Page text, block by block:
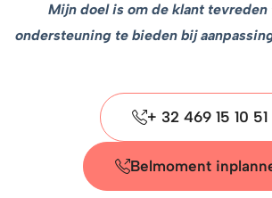
Mijn doel is om de klant tevreden
ondersteuning te bieden bij
+ 32 469 15 10 51
Belmoment